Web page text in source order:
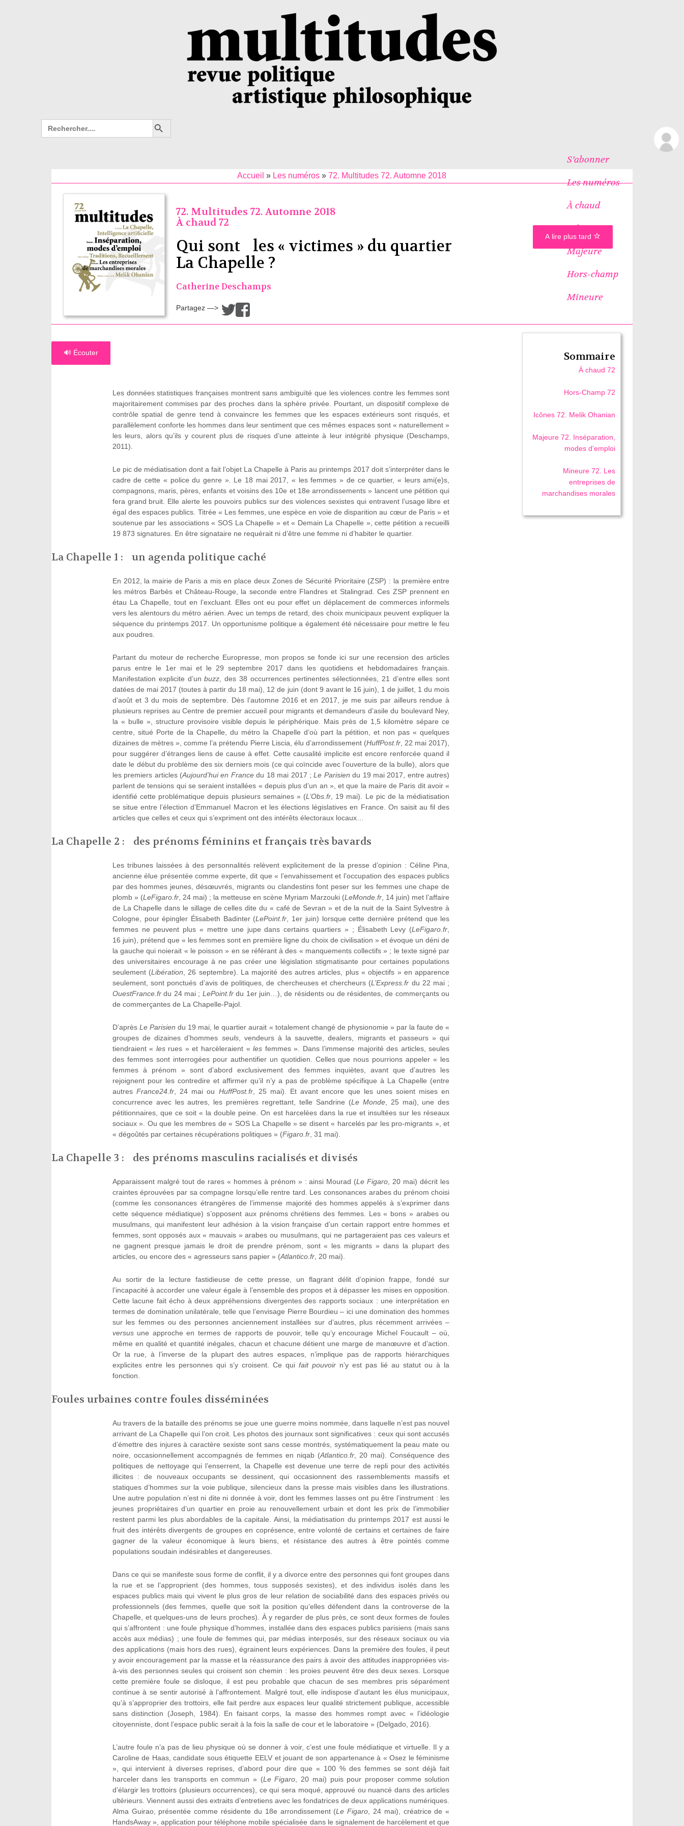
Search
for:
Search Button
S’abonner
Les numéros
À chaud
Icônes
Majeure
Hors-champ
Mineure
Accueil » Les numéros »72. Multitudes 72. Automne 2018
72. Multitudes 72. Automne 2018
À chaud 72
Qui sont les « victimes » du quartier
La Chapelle ?
Catherine Deschamps
Partagez —> /
🔊 Écouter
Les données statistiques françaises montrent sans ambiguïté que les violences contre les femmes sont
majoritairement commises par des proches dans la sphère privée. Pourtant, un dispositif complexe de
contrôle spatial de genre tend à convaincre les femmes que les espaces extérieurs sont risqués, et
parallèlement conforte les hommes dans leur sentiment que ces mêmes espaces sont « naturellement »
les leurs, alors qu’ils y courent plus de risques d’une atteinte à leur intégrité physique (Deschamps,
2011).
Le pic de médiatisation dont a fait l’objet La Chapelle à Paris au printemps 2017 doit s’interpréter dans le
cadre de cette « police du genre ». Le 18 mai 2017, « les femmes » de ce quartier, « leurs ami(e)s,
compagnons, maris, pères, enfants et voisins des 10e et 18e arrondissements » lancent une pétition qui
fera grand bruit. Elle alerte les pouvoirs publics sur des violences sexistes qui entravent l’usage libre et
égal des espaces publics. Titrée « Les femmes, une espèce en voie de disparition au cœur de Paris » et
soutenue par les associations « SOS La Chapelle » et « Demain La Chapelle », cette pétition a recueilli
19 873 signatures. En être signataire ne requérait ni d’être une femme ni d’habiter le quartier.
La Chapelle 1 : un agenda politique caché
En 2012, la mairie de Paris a mis en place deux Zones de Sécurité Prioritaire (ZSP) : la première entre
les métros Barbès et Château-Rouge, la seconde entre Flandres et Stalingrad. Ces ZSP prennent en
étau La Chapelle, tout en l’excluant. Elles ont eu pour effet un déplacement de commerces informels
vers les alentours du métro aérien. Avec un temps de retard, des choix municipaux peuvent expliquer la
séquence du printemps 2017. Un opportunisme politique a également été nécessaire pour mettre le feu
aux poudres.
Partant du moteur de recherche Europresse, mon propos se fonde ici sur une recension des articles
parus entre le 1er mai et le 29 septembre 2017 dans les quotidiens et hebdomadaires français.
Manifestation explicite d’unbuzz , des 38 occurrences pertinentes sélectionnées, 21 d’entre elles sont
datées de mai 2017 (toutes à partir du 18 mai), 12 de juin (dont 9 avant le 16 juin), 1 de juillet, 1 du mois
d’août et 3 du mois de septembre. Dès l’automne 2016 et en 2017, je me suis par ailleurs rendue à
plusieurs reprises au Centre de premier accueil pour migrants et demandeurs d’asile du boulevard Ney,
la « bulle », structure provisoire visible depuis le périphérique. Mais près de 1,5 kilomètre sépare ce
centre, situé Porte de la Chapelle, du métro la Chapelle d’où part la pétition, et non pas « quelques
dizaines de mètres », comme l’a prétendu Pierre Liscia, élu d’arrondissement (HuffPost.fr, 22 mai 2017),
pour suggérer d’étranges liens de cause à effet. Cette causalité implicite est encore renforcée quand il
date le début du problème des six derniers mois (ce qui coïncide avec l’ouverture de la bulle), alors que
les premiers articles (Aujourd’hui en Francedu 18 mai 2017 ;Le Parisien du 19 mai 2017, entre autres)
parlent de tensions qui se seraient installées « depuis plus d’un an », et que la maire de Paris dit avoir «
identifié cette problématique depuis plusieurs semaines » (L’Obs.fr , 19 mai). Le pic de la médiatisation
se situe entre l’élection d’Emmanuel Macron et les élections législatives en France. On saisit au fil des
articles que celles et ceux qui s’expriment ont des intérêts électoraux locaux…
La Chapelle 2 : des prénoms féminins et français très bavards
Les tribunes laissées à des personnalités relèvent explicitement de la presse d’opinion : Céline Pina,
ancienne élue présentée comme experte, dit que « l’envahissement et l’occupation des espaces publics
par des hommes jeunes, désœuvrés, migrants ou clandestins font peser sur les femmes une chape de
plomb » (LeFigaro.fr, 24 mai) ; la metteuse en scène Myriam Marzouki (LeMonde.fr , 14 juin) met l’affaire
de La Chapelle dans le sillage de celles dite du « café de Sevran » et de la nuit de la Saint Sylvestre à
Cologne, pour épingler Élisabeth Badinter (LePoint.fr , 1er juin) lorsque cette dernière prétend que les
femmes ne peuvent plus « mettre une jupe dans certains quartiers » ; Élisabeth Levy (LeFigaro.fr
16 juin), prétend que « les femmes sont en première ligne du choix de civilisation » et évoque un déni de
la gauche qui noierait « le poisson » en se référant à des « manquements collectifs » ; le texte signé par
des universitaires encourage à ne pas créer une législation stigmatisante pour certaines populations
seulement (Libération , 26 septembre). La majorité des autres articles, plus « objectifs » en apparence
seulement, sont ponctués d’avis de politiques, de chercheuses et chercheurs (L’Express.fr du 22 mai ;
OuestFrance.frdu 24 mai ; LePoint.frdu 1er juin…), de résidents ou de résidentes, de commerçants ou
de commerçantes de La Chapelle-Pajol.
D’après Le Parisien du 19 mai, le quartier aurait « totalement changé de physionomie » par la faute de «
groupes de dizaines d’hommes seuls, vendeurs à la sauvette, dealers, migrants et passeurs » qui
tiendraient « lesrues » et harcèleraient «les femmes ». Dans l’immense majorité des articles, seules
des femmes sont interrogées pour authentifier un quotidien. Celles que nous pourrions appeler « les
femmes à prénom » sont d’abord exclusivement des femmes inquiètes, avant que d’autres les
rejoignent pour les contredire et affirmer qu’il n’y a pas de problème spécifique à La Chapelle (entre
autres France24.fr, 24 mai ou HuffPost.fr, 25 mai). Et avant encore que les unes soient mises en
concurrence avec les autres, les premières regrettant, telle Sandrine (Le Monde, 25 mai), une des
pétitionnaires, que ce soit « la double peine. On est harcelées dans la rue et insultées sur les réseaux
sociaux ». Ou que les membres de « SOS La Chapelle » se disent « harcelés par les pro-migrants », et
« dégoûtés par certaines récupérations politiques » (Figaro.fr, 31 mai).
La Chapelle 3 : des prénoms masculins racialisés et divisés
Apparaissent malgré tout de rares « hommes à prénom » : ainsi Mourad (Le Figaro , 20 mai) décrit les
craintes éprouvées par sa compagne lorsqu’elle rentre tard. Les consonances arabes du prénom choisi
(comme les consonances étrangères de l’immense majorité des hommes appelés à s’exprimer dans
cette séquence médiatique) s’opposent aux prénoms chrétiens des femmes. Les « bons » arabes ou
musulmans, qui manifestent leur adhésion à la vision française d’un certain rapport entre hommes et
femmes, sont opposés aux « mauvais » arabes ou musulmans, qui ne partageraient pas ces valeurs et
ne gagnent presque jamais le droit de prendre prénom, sont « les migrants » dans la plupart des
articles, ou encore des « agresseurs sans papier » (Atlantico.fr, 20 mai).
Au sortir de la lecture fastidieuse de cette presse, un flagrant délit d’opinion frappe, fondé sur
l’incapacité à accorder une valeur égale à l’ensemble des propos et à dépasser les mises en opposition.
Cette lacune fait écho à deux appréhensions divergentes des rapports sociaux : une interprétation en
termes de domination unilatérale, telle que l’envisage Pierre Bourdieu – ici une domination des hommes
sur les femmes ou des personnes anciennement installées sur d’autres, plus récemment arrivées –
versusune approche en termes de rapports de pouvoir, telle qu’y encourage Michel Foucault – où,
même en qualité et quantité inégales, chacun et chacune détient une marge de manœuvre et d’action.
Or la rue, à l’inverse de la plupart des autres espaces, n’implique pas de rapports hiérarchiques
explicites entre les personnes qui s’y croisent. Ce quifait pouvoir n’y est pas lié au statut ou à la
fonction.
Foules urbaines contre foules disséminées
Au travers de la bataille des prénoms se joue une guerre moins nommée, dans laquelle n’est pas nouvel
arrivant de La Chapelle qui l’on croit. Les photos des journaux sont significatives : ceux qui sont accusés
d’émettre des injures à caractère sexiste sont sans cesse montrés, systématiquement la peau mate ou
noire, occasionnellement accompagnés de femmes en niqab (Atlantico.fr , 20 mai). Conséquence des
politiques de nettoyage qui l’enserrent, la Chapelle est devenue une terre de repli pour des activités
illicites : de nouveaux occupants se dessinent, qui occasionnent des rassemblements massifs et
statiques d’hommes sur la voie publique, silencieux dans la presse mais visibles dans les illustrations.
Une autre population n’est ni dite ni donnée à voir, dont les femmes lasses ont pu être l’instrument : les
jeunes propriétaires d’un quartier en proie au renouvellement urbain et dont les prix de l’immobilier
restent parmi les plus abordables de la capitale. Ainsi, la médiatisation du printemps 2017 est aussi le
fruit des intérêts divergents de groupes en coprésence, entre volonté de certains et certaines de faire
gagner de la valeur économique à leurs biens, et résistance des autres à être pointés comme
populations soudain indésirables et dangereuses.
Dans ce qui se manifeste sous forme de conflit, il y a divorce entre des personnes qui font groupes dans
la rue et se l’approprient (des hommes, tous supposés sexistes), et des individus isolés dans les
espaces publics mais qui vivent le plus gros de leur relation de sociabilité dans des espaces privés ou
professionnels (des femmes, quelle que soit la position qu’elles défendent dans la controverse de la
Chapelle, et quelques-uns de leurs proches). À y regarder de plus près, ce sont deux formes de foules
qui s’affrontent : une foule physique d’hommes, installée dans des espaces publics parisiens (mais sans
accès aux médias) ; une foule de femmes qui, par médias interposés, sur des réseaux sociaux ou via
des applications (mais hors des rues), égrainent leurs expériences. Dans la première des foules, il peut
y avoir encouragement par la masse et la réassurance des pairs à avoir des attitudes inappropriées vis-
à-vis des personnes seules qui croisent son chemin : les proies peuvent être des deux sexes. Lorsque
cette première foule se disloque, il est peu probable que chacun de ses membres pris séparément
continue à se sentir autorisé à l’affrontement. Malgré tout, elle indispose d’autant les élus municipaux,
qu’à s’approprier des trottoirs, elle fait perdre aux espaces leur qualité strictement publique, accessible
sans distinction (Joseph, 1984). En faisant corps, la masse des hommes rompt avec « l’idéologie
citoyenniste, dont l’espace public serait à la fois la salle de cour et le laboratoire » (Delgado, 2016).
L’autre foule n’a pas de lieu physique où se donner à voir, c’est une foule médiatique et virtuelle. Il y a
Caroline de Haas, candidate sous étiquette EELV et jouant de son appartenance à « Osez le féminisme
», qui intervient à diverses reprises, d’abord pour dire que « 100 % des femmes se sont déjà fait
harceler dans les transports en commun » (Le Figaro , 20 mai) puis pour proposer comme solution
d’élargir les trottoirs (plusieurs occurrences), ce qui sera moqué, approuvé ou nuancé dans des articles
ultérieurs. Viennent aussi des extraits d’entretiens avec les fondatrices de deux applications numériques.
Alma Guirao, présentée comme résidente du 18e arrondissement (Le Figaro , 24 mai), créatrice de «
HandsAway », application pour téléphone mobile spécialisée dans le signalement de harcèlement et que
A lire plus tard
Sommaire
À chaud 72
Hors-Champ 72
Icônes 72. Melik Ohanian
Majeure 72. Inséparation,
modes d’emploi
Mineure 72. Les
entreprises de
marchandises morales